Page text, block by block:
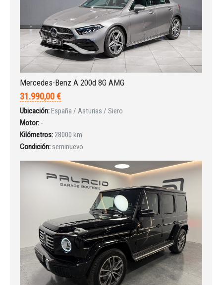
Iniciar sesión
¿Ha olvidado la contraseña?
Mercedes-Benz A 200d 8G AMG
31.990,00 €
Ubicación:España / Asturias / Siero
Motor: -
Kilómetros:28000 km
Condición: seminuevo